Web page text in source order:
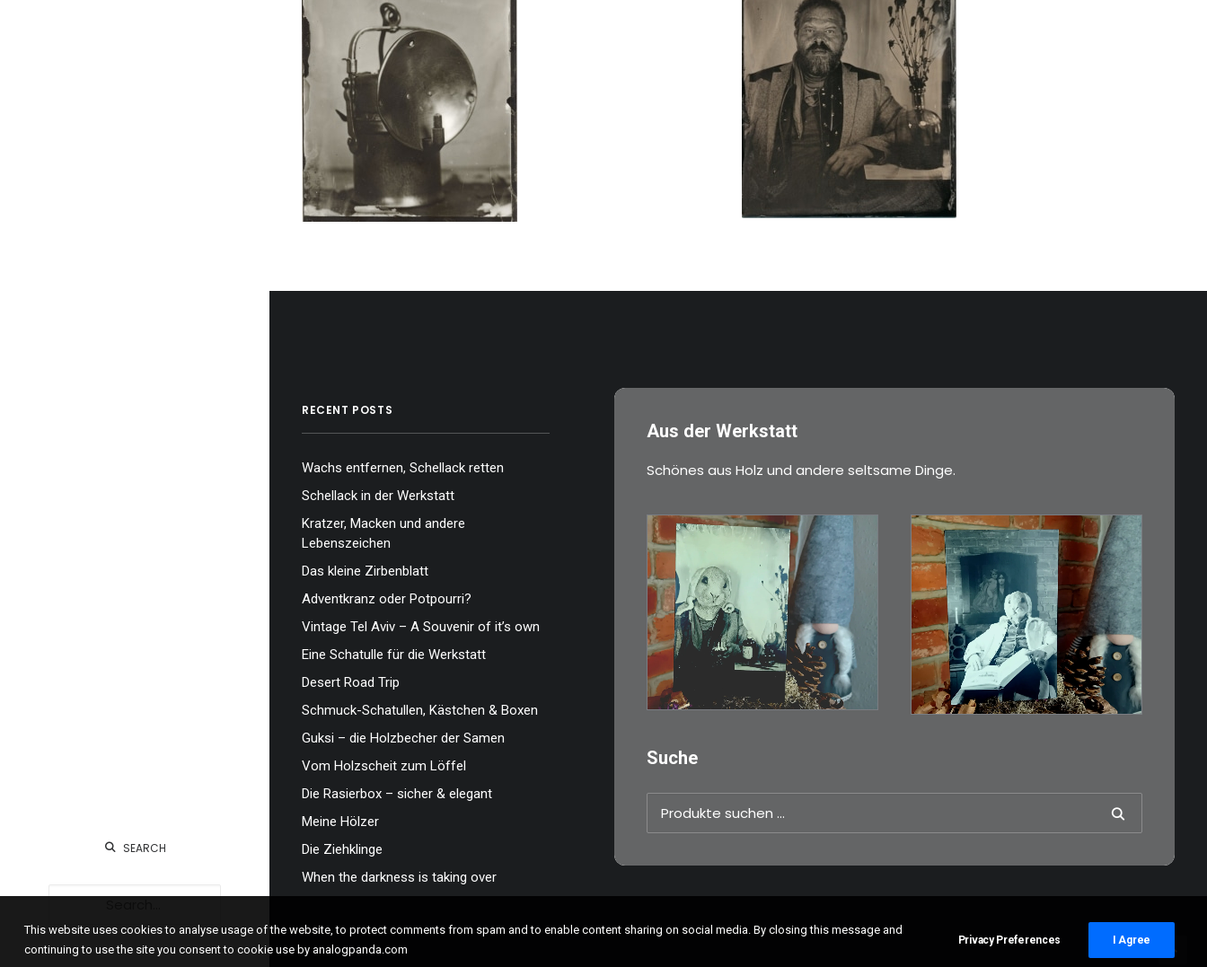
SEARCH
RECENT POSTS
Wachs entfernen, Schellack retten
Schellack in der Werkstatt
Kratzer, Macken und andere
Lebenszeichen
Das kleine Zirbenblatt
Adventkranz oder Potpourri?
Vintage Tel Aviv – A Souvenir of it’s own
Eine Schatulle für die Werkstatt
Desert Road Trip
Schmuck-Schatullen, Kästchen & Boxen
Guksi – die Holzbecher der Samen
Vom Holzscheit zum Löffel
Die Rasierbox – sicher & elegant
Meine Hölzer
Die Ziehklinge
When the darkness is taking over
Aus der Werkstatt
Schönes aus Holz und andere seltsame Dinge.
€3,00
Limitierte Auflage.
Original: Abzug von…
€3,00
Limitierte Auflage.
Original: Abzug von
35mm…
Suche
This website uses cookies to analyse usage of the website, to protect comments from spam and to enable content sharing on social media. By closing this message and
continuing to use the site you consent to cookie use by analogpanda.com
Privacy Preferences I Agree